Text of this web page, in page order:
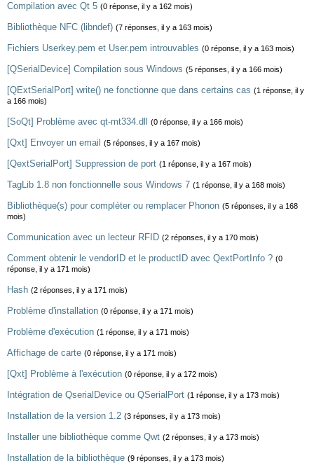
Compilation avec Qt 5 (0 réponse, il y a 162 mois)
Bibliothèque NFC (libndef) (7 réponses, il y a 163 mois)
Fichiers Userkey.pem et User.pem introuvables (0 réponse, il y a 163 mois)
[QSerialDevice] Compilation sous Windows (5 réponses, il y a 166 mois)
[QExtSerialPort] write() ne fonctionne que dans certains cas (1 réponse, il y
a 166 mois)
[SoQt] Problème avec qt-mt334.dll (0 réponse, il y a 166 mois)
[Qxt] Envoyer un email (5 réponses, il y a 167 mois)
[QextSerialPort] Suppression de port (1 réponse, il y a 167 mois)
TagLib 1.8 non fonctionnelle sous Windows 7 (1 réponse, il y a 168 mois)
Bibliothèque(s) pour compléter ou remplacer Phonon (5 réponses, il y a 168
mois)
Communication avec un lecteur RFID (2 réponses, il y a 170 mois)
Comment obtenir le vendorID et le productID avec QextPortInfo ? (0
réponse, il y a 171 mois)
Hash (2 réponses, il y a 171 mois)
Problème d'installation (0 réponse, il y a 171 mois)
Problème d'exécution (1 réponse, il y a 171 mois)
Affichage de carte (0 réponse, il y a 171 mois)
[Qxt] Problème à l'exécution (0 réponse, il y a 172 mois)
Intégration de QserialDevice ou QSerialPort (1 réponse, il y a 173 mois)
Installation de la version 1.2 (3 réponses, il y a 173 mois)
Installer une bibliothèque comme Qwt (2 réponses, il y a 173 mois)
Installation de la bibliothèque (9 réponses, il y a 173 mois)